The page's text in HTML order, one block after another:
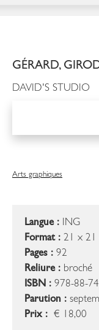
GÉRARD,
DAVID'S STUDIO
Arts graphiques
Langue : ING
Format : 21 x 21
Pages : 92
Reliure : broché
ISBN : 978-88-
Parution :
Prix : € 18,00